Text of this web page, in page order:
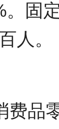
。固
人。
费品